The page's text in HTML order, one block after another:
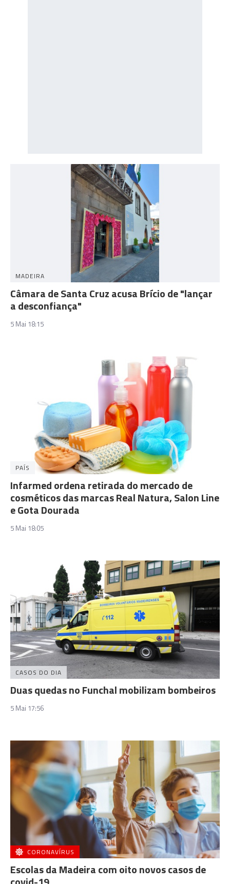
MADEIRA
Câmara de Santa Cruz acusa Brício de "lançar
a desconfiança"
5 Mai 18:15
PAÍS
Infarmed ordena retirada do mercado de
cosméticos das marcas Real Natura, Salon Line
e Gota Dourada
5 Mai 18:05
CASOS DO DIA
Duas quedas no Funchal mobilizam bombeiros
5 Mai 17:56
CORONAVÍRUS
Escolas da Madeira com oito novos casos de